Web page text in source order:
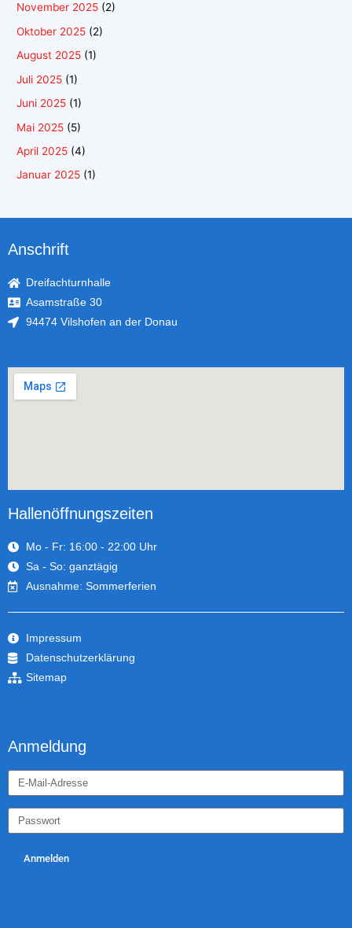
November 2025 (2)
Oktober 2025 (2)
August 2025 (1)
Juli 2025 (1)
Juni 2025 (1)
Mai 2025 (5)
April 2025 (4)
Januar 2025 (1)
Anschrift
Dreifachturnhalle
Asamstraße 30
94474 Vilshofen an der Donau
Hallenöffnungszeiten
Mo - Fr: 16:00 - 22:00 Uhr
Sa - So: ganztägig
Ausnahme: Sommerferien
Impressum
Datenschutzerklärung
Sitemap
Anmeldung
Anmelden